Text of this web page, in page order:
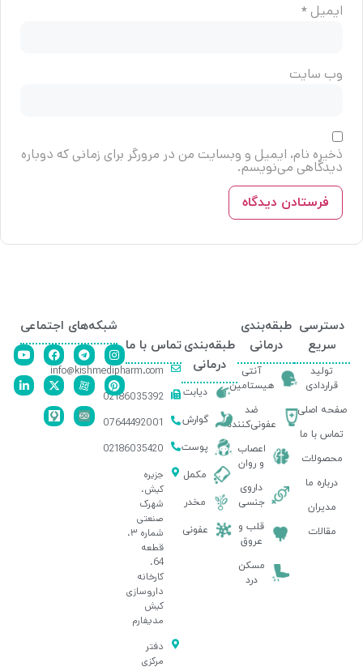
ایمیل *
وب‌ سایت
ذخیره نام، ایمیل و وبسایت من در مرورگر برای زمانی که دوباره
دیدگاهی می‌نویسم.
دسترسی
سریع
تولید
قراردادی
صفحه اصلی
تماس با ما
محصولات
درباره ما
مدیران
مقالات
طبقه‌بندی
درمانی
آنتی
هیستامین
ضد
عفونی‌کننده
اعصاب
و روان
داروی
جنسی
قلب و
عروق
مسکن
درد
طبقه‌بندی
درمانی
دیابت
گوارش
پوست
مکمل
مخدر
عفونی
تماس با ما
info@kishmedipharm.com
02186035392
07644492001
02186035420
جزیره
کیش،
شهرک
صنعتی
شماره ۳،
قطعه
64،
کارخانه
داروسازی
کیش
مدیفارم
دفتر
مرکزی
شبکه‌های اجتماعی